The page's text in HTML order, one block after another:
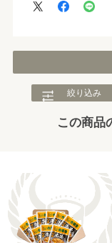
絞り込み
この商品